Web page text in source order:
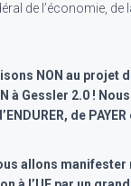
de l’économie,
NON au projet
à Gessler 2.0 !
de
allons